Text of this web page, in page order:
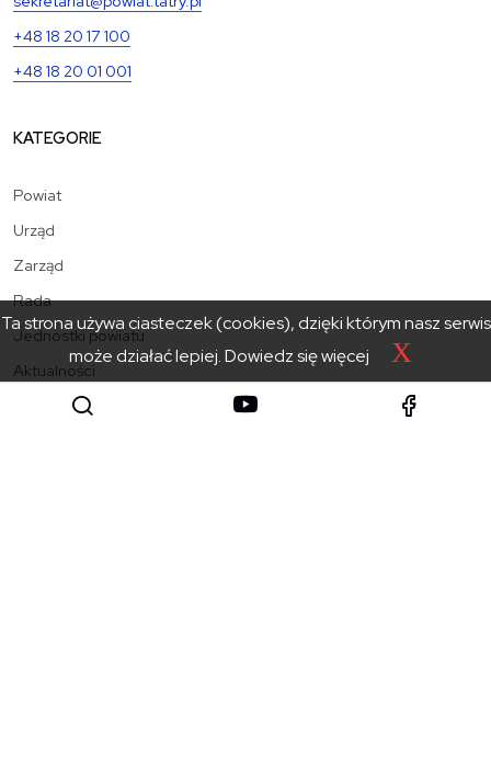
+48 18 20 17 100
+48 18 20 01 001
KATEGORIE
Powiat
Urząd
Zarząd
Rada
Jednostki powiatu
Aktualności
Ta strona używa ciasteczek (cookies), dzięki którym nasz serwis
może działać lepiej.Dowiedz się więcej X